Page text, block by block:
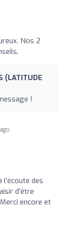
Nos 2
(LATITUDE
!
l’écoute des
d’être
encore et